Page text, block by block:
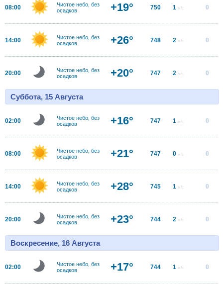
08:00
Чистое небо, без
осадков
+19° 750 1 м/с 0
14:00
Чистое небо, без
осадков
+26° 748 2 м/с 0
20:00
Чистое небо, без
осадков
+20° 747 2 м/с 0
Суббота, 15 Августа
02:00
Чистое небо, без
осадков
+16° 747 1 м/с 0
08:00
Чистое небо, без
осадков
+21° 747 0 м/с 0
14:00
Чистое небо, без
осадков
+28° 745 1 м/с 0
20:00
Чистое небо, без
осадков
+23° 744 2 м/с 0
Воскресение, 16 Августа
02:00
Чистое небо, без
осадков
+17° 744 1 м/с 0